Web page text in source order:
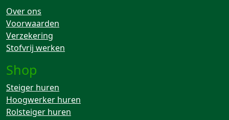
Over ons
Voorwaarden
Verzekering
Stofvrij werken
Shop
Steiger huren
Hoogwerker huren
Rolsteiger huren